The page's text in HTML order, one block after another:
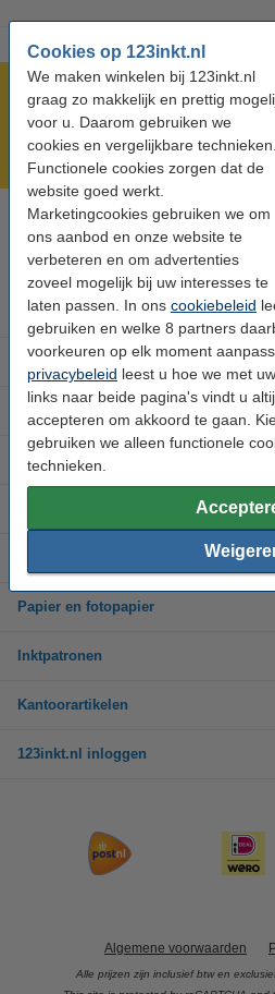
Cookies op 123inkt.nl
We maken winkelen bij 123inkt.nl
graag zo makkelijk en prettig
voor u. Daarom gebruiken we
cookies en vergelijkbare technieken.
Functionele cookies zorgen dat de
website goed werkt.
Marketingcookies gebruiken we om
ons aanbod en onze website te
verbeteren en om advertenties
zoveel mogelijk bij uw interesses te
laten passen. In ons cookiebeleid
gebruiken en welke 8 partners
voorkeuren op elk moment
privacybeleid leest u hoe we met
links naar beide pagina's vindt u
accepteren om akkoord te gaan.
gebruiken we alleen functionele
technieken.
Meer dan 5 miljoen klanten!
Voor 23.59 uur besteld, morgen in
Laagsteprijsgarantie!
Hulp nodig? Bel ons
Op werkdagen van
Inkt cartridges
Toner cartridges
Ruilen en retourneren
Toegankelijkheidsverklaring
Papier en fotopapier
Inktpatronen
Kantoorartikelen
123inkt.nl inloggen
Algemene voorwaarden
Alle prijzen zijn inclusief btw en